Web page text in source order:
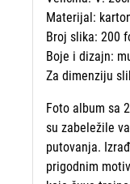
Materijal:
Broj slika: 200
Boje i dizajn:
Za dimenziju
Foto album sa
su zabeležile
putovanja.
prigodnim